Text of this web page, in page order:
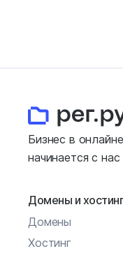
Бизнес в онлайне
начинается с нас
Домены и
Домены
Хостинг